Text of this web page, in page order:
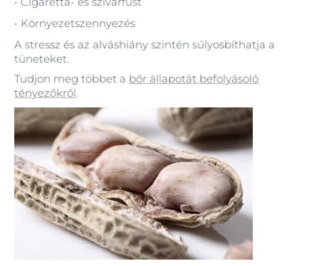
Környezetszennyezés
A stressz és az alváshiány szintén súlyosbíthatja a
tüneteket.
Tudjon meg többet a bőr állapotát befolyásoló
tényezőkről.